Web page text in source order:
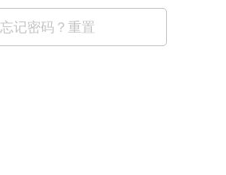
忘记密码？重置